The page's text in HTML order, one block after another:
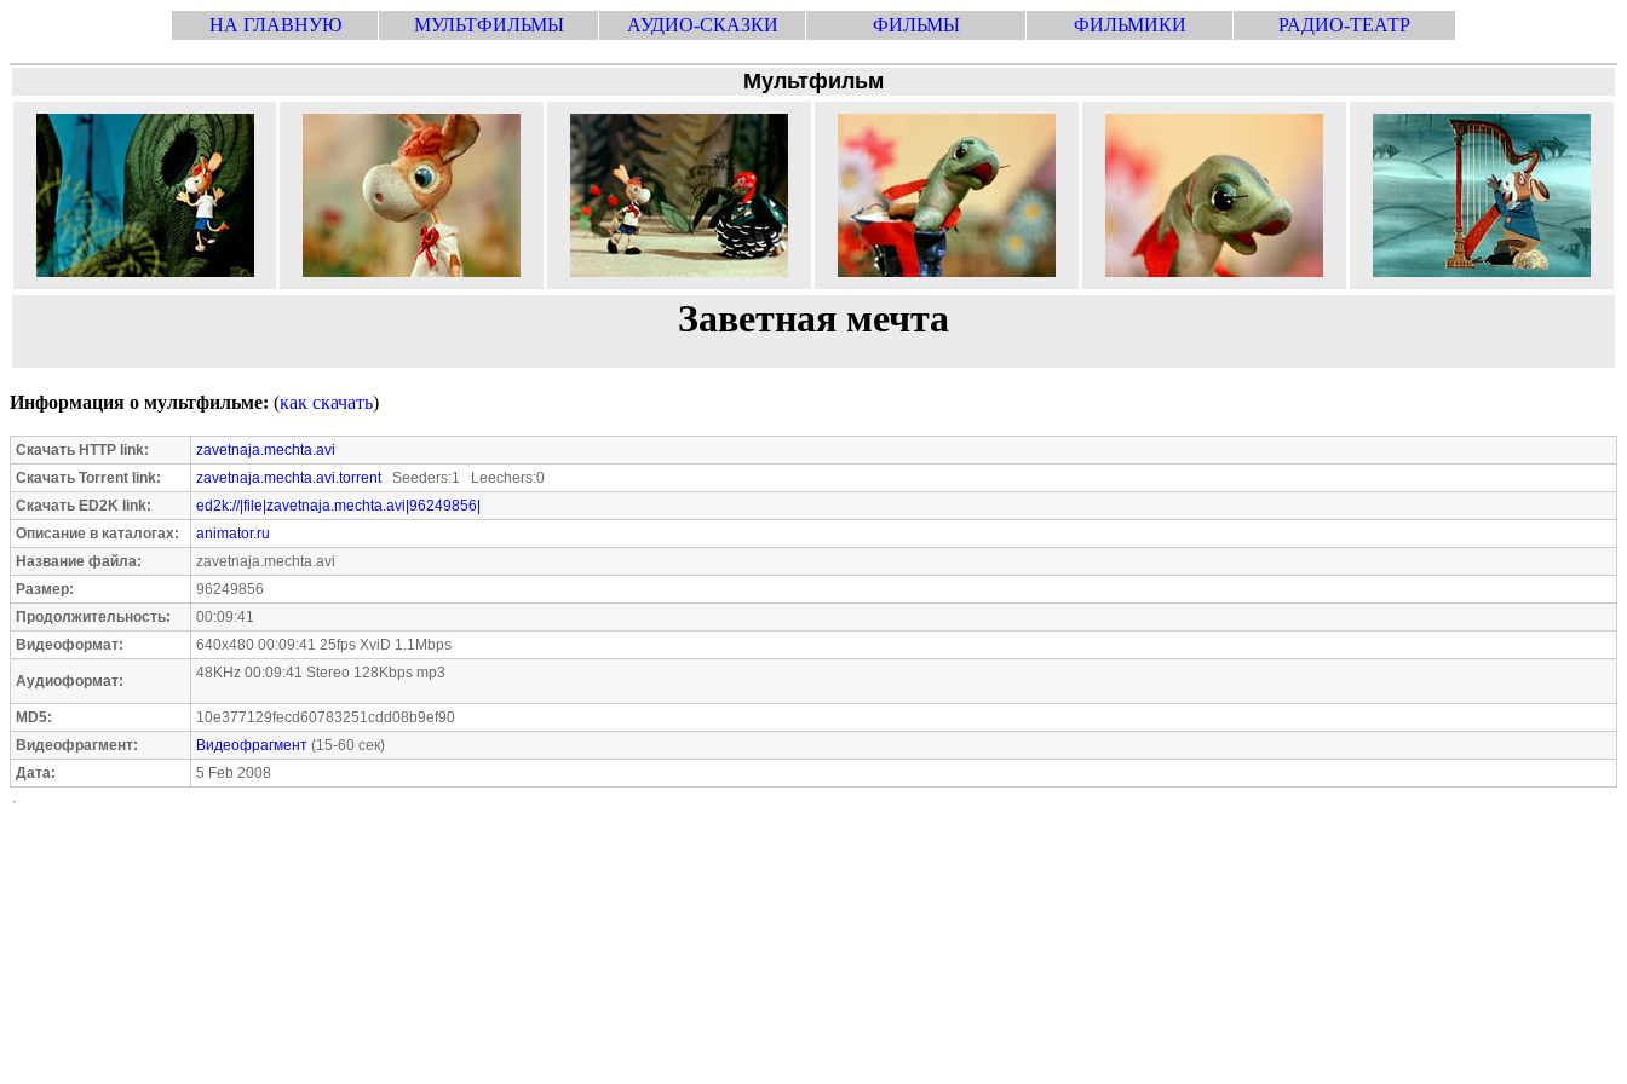
НА ГЛАВНУЮ МУЛЬТФИЛЬМЫ АУДИО-СКАЗКИ ФИЛЬМЫ ФИЛЬМИКИ РАДИО-ТЕАТР
Мультфильм
Заветная мечта
Информация о мультфильме: (как скачать)
Скачать HTTP link:
zavetnaja.mechta.avi
Скачать Torrent link:
zavetnaja.mechta.avi.torrentSeeders:1 Leechers:0
Скачать ED2K link:
ed2k://|file|zavetnaja.mechta.avi|96249856|
Описание в каталогах:
animator.ru
Название файла:
zavetnaja.mechta.avi
Размер:
96249856
Продолжительность:
00:09:41
Видеоформат:
640x480 00:09:41 25fps XviD 1.1Mbps
Аудиоформат: 48KHz 00:09:41 Stereo 128Kbps mp3
MD5:
10e377129fecd60783251cdd08b9ef90
Видеофрагмент:
Видеофрагмент (15-60 сек)
Дата:
5 Feb 2008